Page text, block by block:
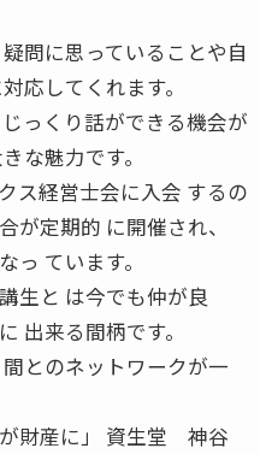
問に思っていることや自
応してくれます。
っくり話ができる機会が
な魅力です。
ス経営士会に入会 するの
が定期的 に開催され、
っ ています。
生と は今でも仲が良
出来る間柄です。
とのネットワークが一
が財産に」 資生堂 神谷